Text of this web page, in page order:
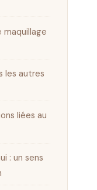
les autres
liées au
: un sens